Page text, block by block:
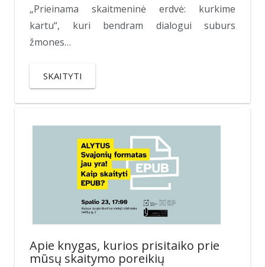
„Prieinama skaitmeninė erdvė: kurkime
kartu“, kuri bendram dialogui suburs
žmones…
SKAITYTI
Apie knygas, kurios prisitaiko prie
mūsų skaitymo poreikių